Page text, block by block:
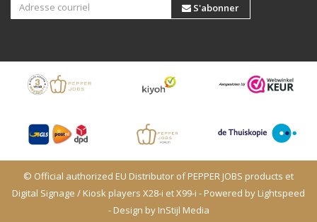
S'abonner
© Official authorized EU Distributor of PEPPER JOBS products et
Digital Signage / Kiosk players X28-i et X99-i - Powered by Lightspeed
- Design by InStijl Media